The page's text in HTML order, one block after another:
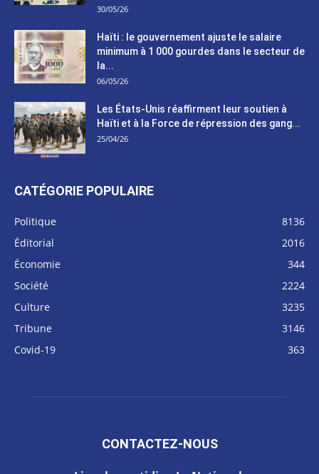
30/05/26
Haïti : le gouvernement ajuste le salaire
minimum à 1 000 gourdes dans le secteur de
la...
06/05/26
Les États-Unis réaffirment leur soutien à
Haïti et à la Force de répression des gang...
25/04/26
CATÉGORIE POPULAIRE
Politique
8136
Éditorial
2016
Économie
344
Société
2224
Culture
3235
Tribune
3146
Covid-19
363
CONTACTEZ-NOUS